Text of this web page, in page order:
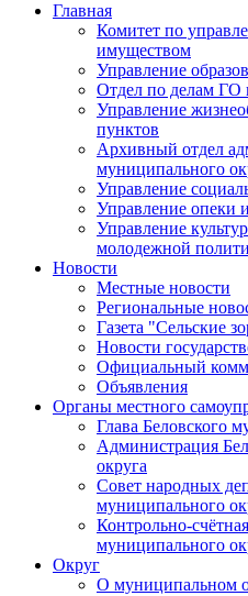
Главная
Комитет по
имуществом
Управление
Отдел по делам
Управление
пунктов
Архивный отдел
муниципального
Управление
Управление опеки
Управление
молодежной
Новости
Местные новости
Региональные
Газета "Сельские
Новости
Официальный
Объявления
Органы местного
Глава Беловского
Администрация
округа
Совет народных
муниципального
Контрольно-
муниципального
Округ
О муниципальном